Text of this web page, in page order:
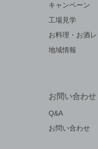
キャンペーン
工場見学
お料理・お酒
地域情報
お問い合わせ
Q&A
お問い合わせ